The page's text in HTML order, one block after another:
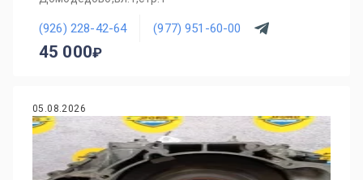
(926) 228-42-64 (977) 951-60-00
45 000
05.08.2026